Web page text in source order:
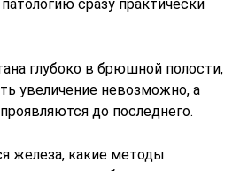
сразу практически
глубоко в брюшной полости,
увеличение невозможно, а
до последнего.
железа, какие методы